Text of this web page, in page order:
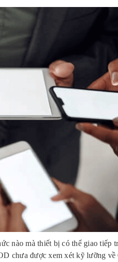
nào mà thiết bị có thể giao tiếp
chưa được xem xét kỹ lưỡng